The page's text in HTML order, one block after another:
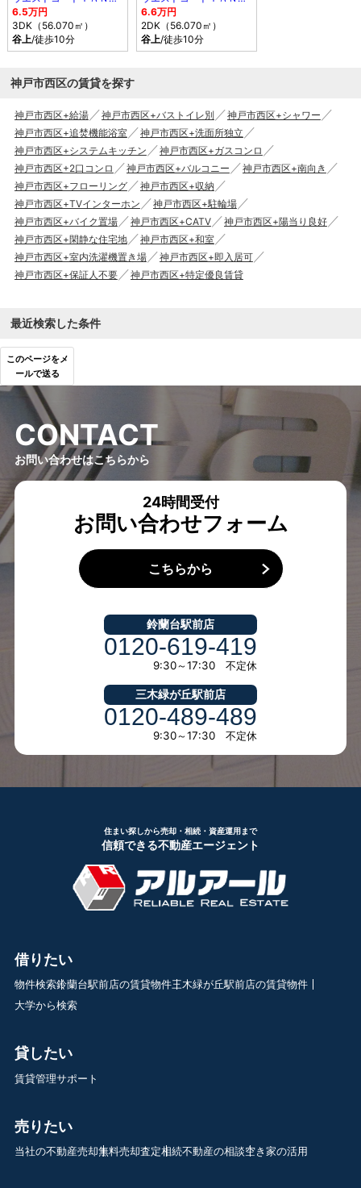
6.5万円
3DK（56.070㎡）
谷上/徒歩10分
6.6万円
2DK（56.070㎡）
谷上/徒歩10分
神戸市西区の賃貸を探す
神戸市西区+給湯 神戸市西区+バストイレ別
神戸市西区+シャワー
神戸市西区+追焚機能浴室
神戸市西区+洗面所独立
神戸市西区+システムキッチン
神戸市西区+ガスコンロ
神戸市西区+2口コンロ
神戸市西区+バルコニー
神戸市西区+南向き
神戸市西区+フローリング
神戸市西区+収納
神戸市西区+TVインターホン
神戸市西区+駐輪場
神戸市西区+バイク置場
神戸市西区+CATV
神戸市西区+陽当り良好
神戸市西区+閑静な住宅地
神戸市西区+和室
神戸市西区+室内洗濯機置き場
神戸市西区+即入居可
神戸市西区+保証人不要
神戸市西区+特定優良賃貸
最近検索した条件
このページをメ
ールで送る
CONTACT
お問い合わせはこちらから
24時間受付
お問い合わせフォーム
こちらから
鈴蘭台駅前店
0120-619-419
9:30～17:30 不定休
三木緑が丘駅前店
0120-489-489
9:30～17:30 不定休
住まい探しから売却・相続・資産運用まで
信頼できる不動産エージェント
借りたい
物件検索鈴蘭台駅前店の賃貸物件三木緑が丘駅前店の賃貸物件
大学から検索
貸したい
賃貸管理サポート
売りたい
当社の不動産売却無料売却査定相続不動産の相談空き家の活用